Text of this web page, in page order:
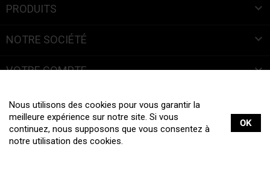
Nous utilisons des cookies pour vous garantir la
meilleure expérience sur notre site. Si vous
continuez, nous supposons que vous consentez à
notre utilisation des cookies.
OK
PRODUITS 
NOTRE SOCIÉTÉ 
VOTRE COMPTE 
INFORMATIONS
Tous droits réservés © 2019 La Boite à Bretelles |